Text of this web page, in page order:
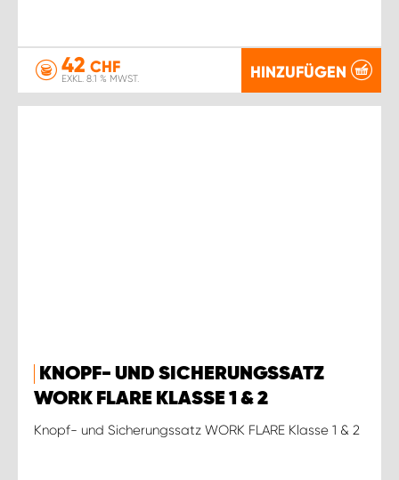
42 CHF
EXKL. 8.1 % MWST. HINZUFÜGEN
KNOPF- UND SICHERUNGSSATZ
WORK FLARE KLASSE 1 & 2
Knopf- und Sicherungssatz WORK FLARE Klasse 1 & 2